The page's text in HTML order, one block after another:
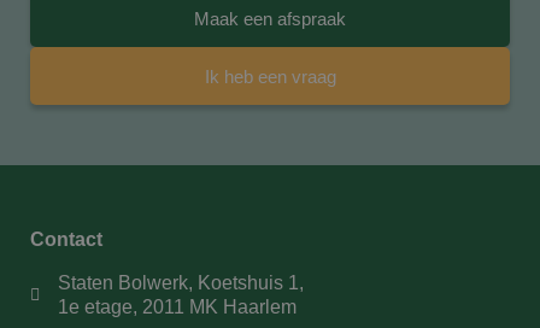
Maak een afspraak
Ik heb een vraag
Contact
Staten Bolwerk, Koetshuis 1,
1e etage, 2011 MK Haarlem